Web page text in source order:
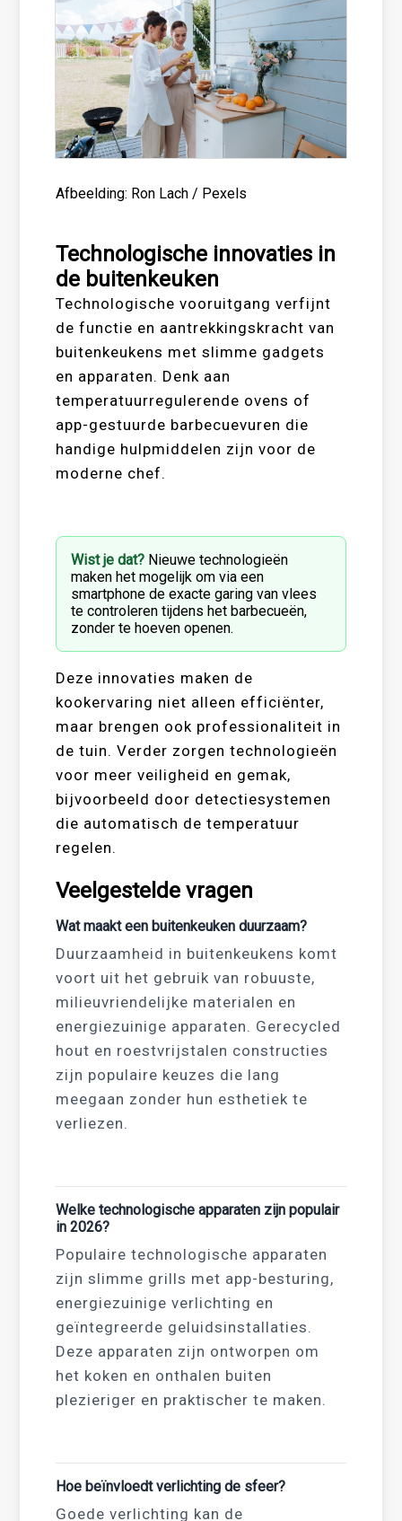
Afbeelding: Ron Lach / Pexels
Technologische innovaties in
de buitenkeuken
Technologische vooruitgang verfijnt
de functie en aantrekkingskracht van
buitenkeukens met slimme gadgets
en apparaten. Denk aan
temperatuurregulerende ovens of
app-gestuurde barbecuevuren die
handige hulpmiddelen zijn voor de
moderne chef.
Wist je dat? Nieuwe technologieën
maken het mogelijk om via een
smartphone de exacte garing van vlees
te controleren tijdens het barbecueën,
zonder te hoeven openen.
Deze innovaties maken de
kookervaring niet alleen efficiënter,
maar brengen ook professionaliteit in
de tuin. Verder zorgen technologieën
voor meer veiligheid en gemak,
bijvoorbeeld door detectiesystemen
die automatisch de temperatuur
regelen.
Veelgestelde vragen
Wat maakt een buitenkeuken duurzaam?
Duurzaamheid in buitenkeukens komt
voort uit het gebruik van robuuste,
milieuvriendelijke materialen en
energiezuinige apparaten. Gerecycled
hout en roestvrijstalen constructies
zijn populaire keuzes die lang
meegaan zonder hun esthetiek te
verliezen.
Welke technologische apparaten zijn populair
in 2026?
Populaire technologische apparaten
zijn slimme grills met app-besturing,
energiezuinige verlichting en
geïntegreerde geluidsinstallaties.
Deze apparaten zijn ontworpen om
het koken en onthalen buiten
plezieriger en praktischer te maken.
Hoe beïnvloedt verlichting de sfeer?
Goede verlichting kan de